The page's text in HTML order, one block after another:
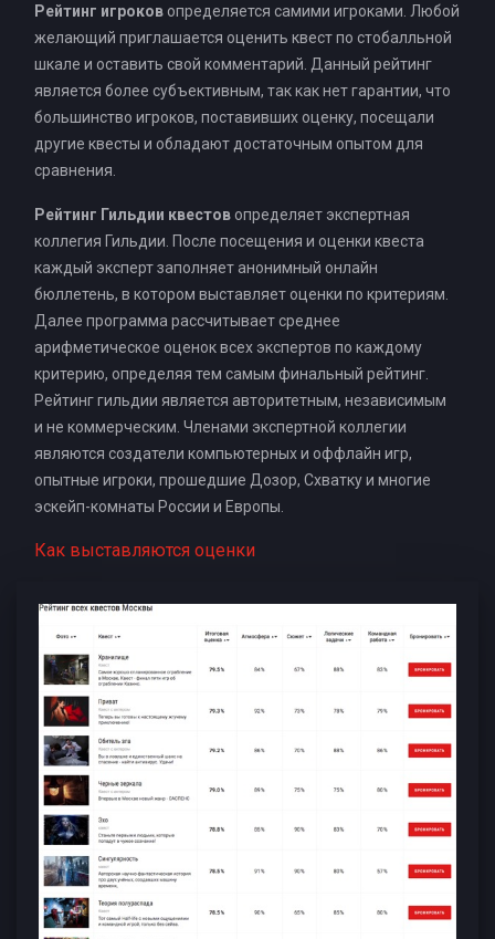
Рейтинг игроков определяется самими игроками. Любой
желающий приглашается оценить квест по стобалльной
шкале и оставить свой комментарий. Данный рейтинг
является более субъективным, так как нет гарантии, что
большинство игроков, поставивших оценку, посещали
другие квесты и обладают достаточным опытом для
сравнения.
Рейтинг Гильдии квестов определяет экспертная
коллегия Гильдии. После посещения и оценки квеста
каждый эксперт заполняет анонимный онлайн
бюллетень, в котором выставляет оценки по критериям.
Далее программа рассчитывает среднее
арифметическое оценок всех экспертов по каждому
критерию, определяя тем самым финальный рейтинг.
Рейтинг гильдии является авторитетным, независимым
и не коммерческим. Членами экспертной коллегии
являются создатели компьютерных и оффлайн игр,
опытные игроки, прошедшие Дозор, Схватку и многие
эскейп-комнаты России и Европы.
Как выставляются оценки